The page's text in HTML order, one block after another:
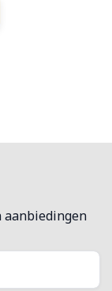
aanbiedingen